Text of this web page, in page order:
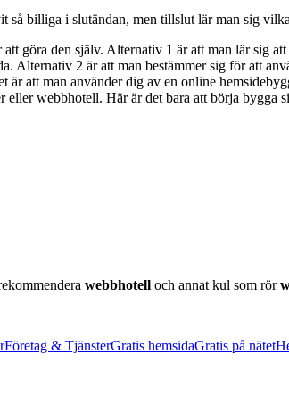
billiga i slutändan, men tillslut lär man sig
göra den själv. Alternativ 1 är att man lär sig
2 är att man bestämmer sig för att
att man använder dig av en online
webbhotell. Här är det bara att börja bygga
webbhotell och annat kul som rör
Företag & TjänsterGratis hemsidaGratis på nätet